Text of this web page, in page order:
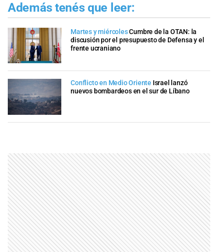
Además tenés que leer:
Martes y miércolesCumbre de la OTAN: la
discusión por el presupuesto de Defensa y el
frente ucraniano
Conflicto en Medio Oriente Israel lanzó
nuevos bombardeos en el sur de Líbano